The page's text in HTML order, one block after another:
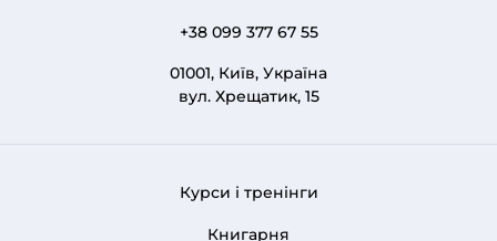
+38 099 377 67 55
01001, Київ, Україна
вул. Хрещатик, 15
Курси і тренінги
Книгарня